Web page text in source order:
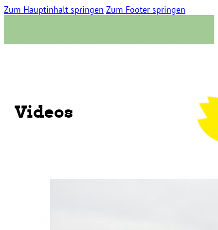
Zum Hauptinhalt springen Zum Footer springen
Videos